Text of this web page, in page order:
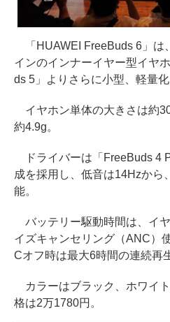
「HUAWEI FreeBuds 6」は
インのインナーイヤー型イヤ
ds 5」よりさらに小型、軽量化
イヤホン単体の大きさは約
約4.9g。
ドライバーは「FreeBuds 4
成を採用し、低音は14Hzから
能。
バッテリー駆動時間は、イ
イズキャンセリング（ANC）
Cオフ時は最大6時間の連続再
カラーはブラック、ホワイ
格は2万1780円。